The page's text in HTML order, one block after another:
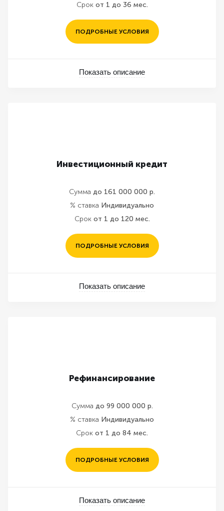
Срок от 1 до 36 мес.
ПОДРОБНЫЕ УСЛОВИЯ
Показать описание
Инвестиционный кредит
Сумма до 161 000 000 р.
% ставка Индивидуально
Срок от 1 до 120 мес.
ПОДРОБНЫЕ УСЛОВИЯ
Показать описание
Рефинансирование
Сумма до 99 000 000 р.
% ставка Индивидуально
Срок от 1 до 84 мес.
ПОДРОБНЫЕ УСЛОВИЯ
Показать описание